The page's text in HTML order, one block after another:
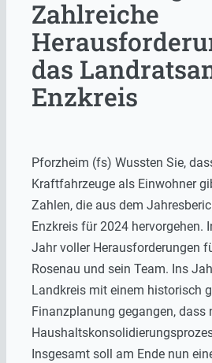
Zahlreiche
das
Enzkreis
Pforzheim (fs) Wussten Sie,
Kraftfahrzeuge als Einwohner
Zahlen, die aus dem
Enzkreis für 2024 hervorgehen.
Jahr voller Herausforderungen
Rosenau und sein Team. Ins
Landkreis mit einem historisch
Finanzplanung gegangen, dass
Insgesamt soll am Ende nun